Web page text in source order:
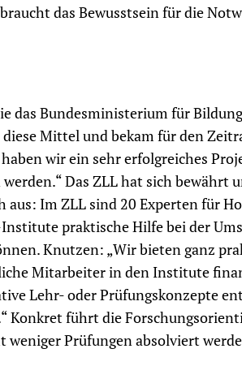
das Bewusstsein für die
das Bundesministerium für
Mittel und bekam für den
wir ein sehr erfolgreiches
Das ZLL hat sich bewährt
aus: Im ZLL sind 20 Experten für
praktische Hilfe bei der
Knutzen: „Wir bieten ganz
Mitarbeiter in den Institute
Lehr- oder Prüfungskonzepte
Konkret führt die
weniger Prüfungen absolviert